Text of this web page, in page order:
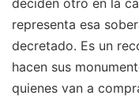
representa esa
decretado. Es un
hacen sus
quienes van a